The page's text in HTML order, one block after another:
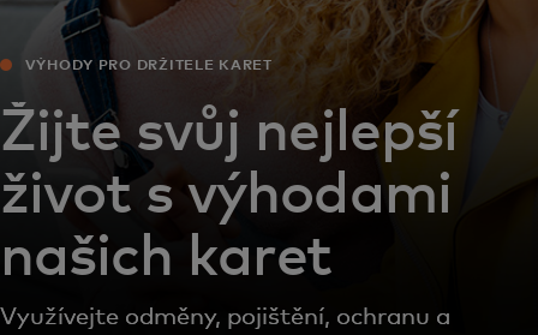
VÝHODY PRO DRŽITELE KARET
Žijte svůj nejlepší
život s výhodami
našich karet
Využívejte odměny, pojištění, ochranu a